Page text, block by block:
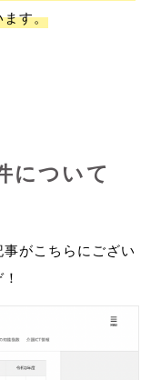
ます。
について
がこちらにござい